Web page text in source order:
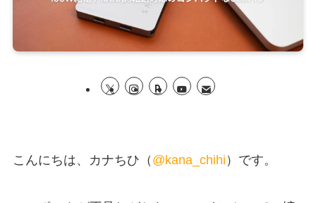
こんにちは、カナちひ（ @kana_chihi ）です。